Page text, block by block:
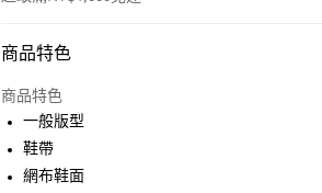
付款方式
信用卡一次付款
LINE Pay
商品特色
商品特色
一般版型
鞋帶
網布鞋面